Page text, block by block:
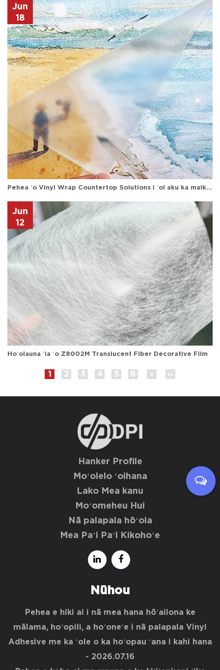
Jun
18
Pehea ʻo Vinyl Wrap Countertop Solutions i ʻoi aku ka maikaʻi o ka hoʻopau hou ʻana: He alakaʻi hoʻonohonoho hoʻohālikelike.
Jun
12
Hoʻolauna ʻia ʻo Z8002M Translucent Fiber Decorative Film
1 2 3 4 5 6 › ››
Hanker Profile
Moʻolelo ʻoihana
Lako Mea kanu
Moʻomeheu Hui
Nā palapala hōʻoia
Mea Paʻi Paʻi Kikohoʻe
Nūhou
Pehea e hiki ai i nā mea hana hōʻailona ke
mālama, hoʻopili, a hoʻoneʻe i nā palapala Vinyl
Adhesive me ka ʻole o ka hoʻopau ʻana i kahi hana
- 2026.07.16